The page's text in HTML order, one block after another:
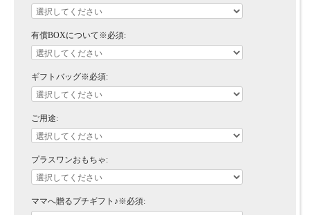
有償BOXについて※必須:
ギフトバッグ※必須:
ご用途:
プラスワンおもちゃ:
ママへ贈るプチギフト♪※必須: